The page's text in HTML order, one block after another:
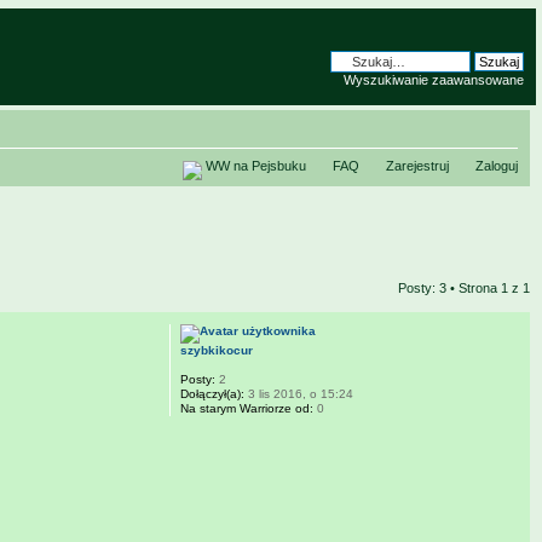
Wyszukiwanie zaawansowane
WW na Pejsbuku FAQ Zarejestruj Zaloguj
Posty: 3 • Strona 1 z 1
szybkikocur
Posty: 2
Dołączył(a): 3 lis 2016, o 15:24
Na starym Warriorze od: 0